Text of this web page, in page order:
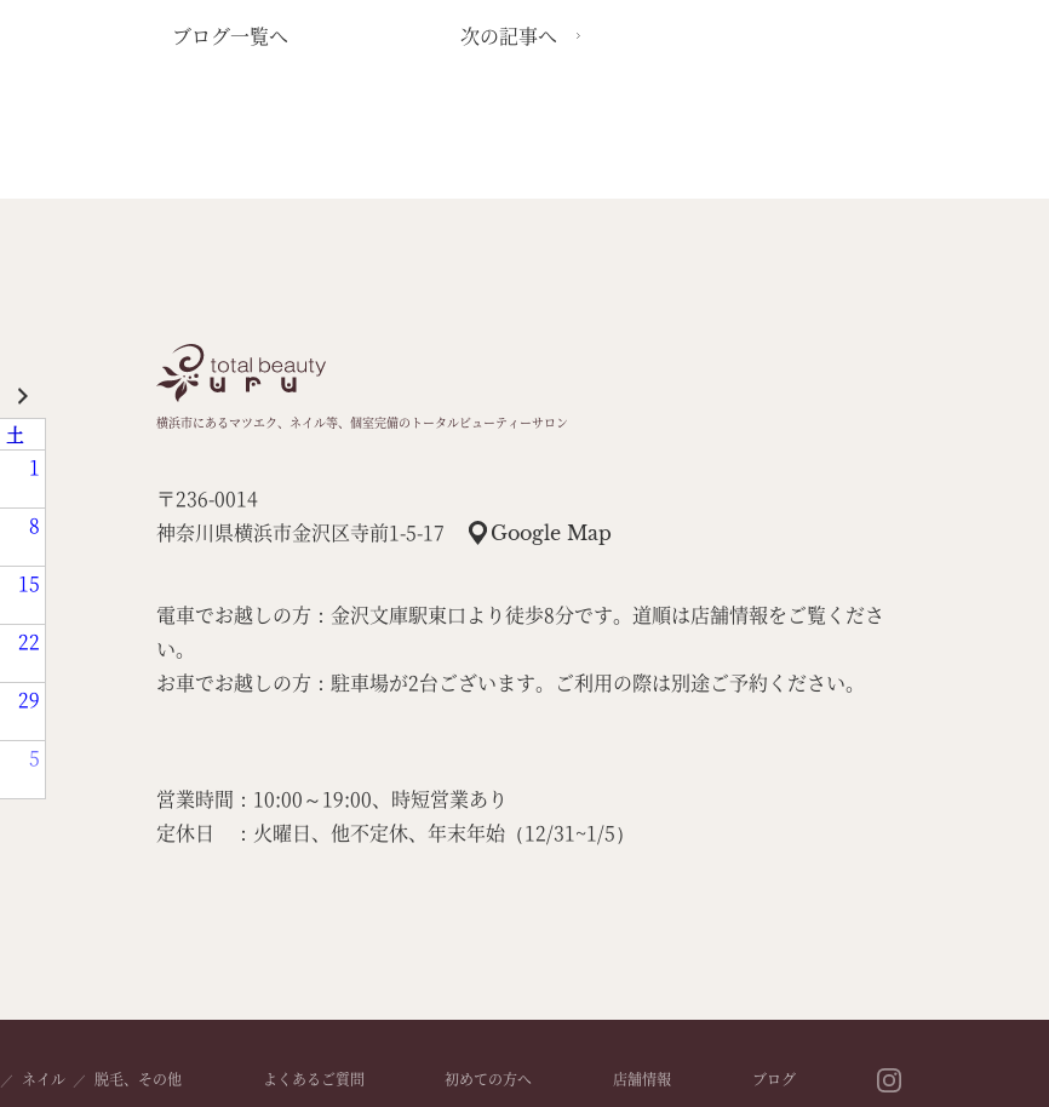
ブログ一覧へ 次の記事へ
土
1
8
15
22
29
5
横浜市にあるマツエク、ネイル等、個室完備のトータルビューティーサロン
〒236-0014
神奈川県横浜市金沢区寺前1-5-17
Google Map
電車でお越しの方：金沢文庫駅東口より徒歩8分です。道順は店舗情報をご覧くださ
い。
お車でお越しの方：駐車場が2台ございます。ご利用の際は別途ご予約ください。
営業時間：10:00～19:00、時短営業あり
定休日 ：火曜日、他不定休、年末年始（12/31~1/5）
ネイル 脱毛、その他 よくあるご質問 初めての方へ 店舗情報 ブログ